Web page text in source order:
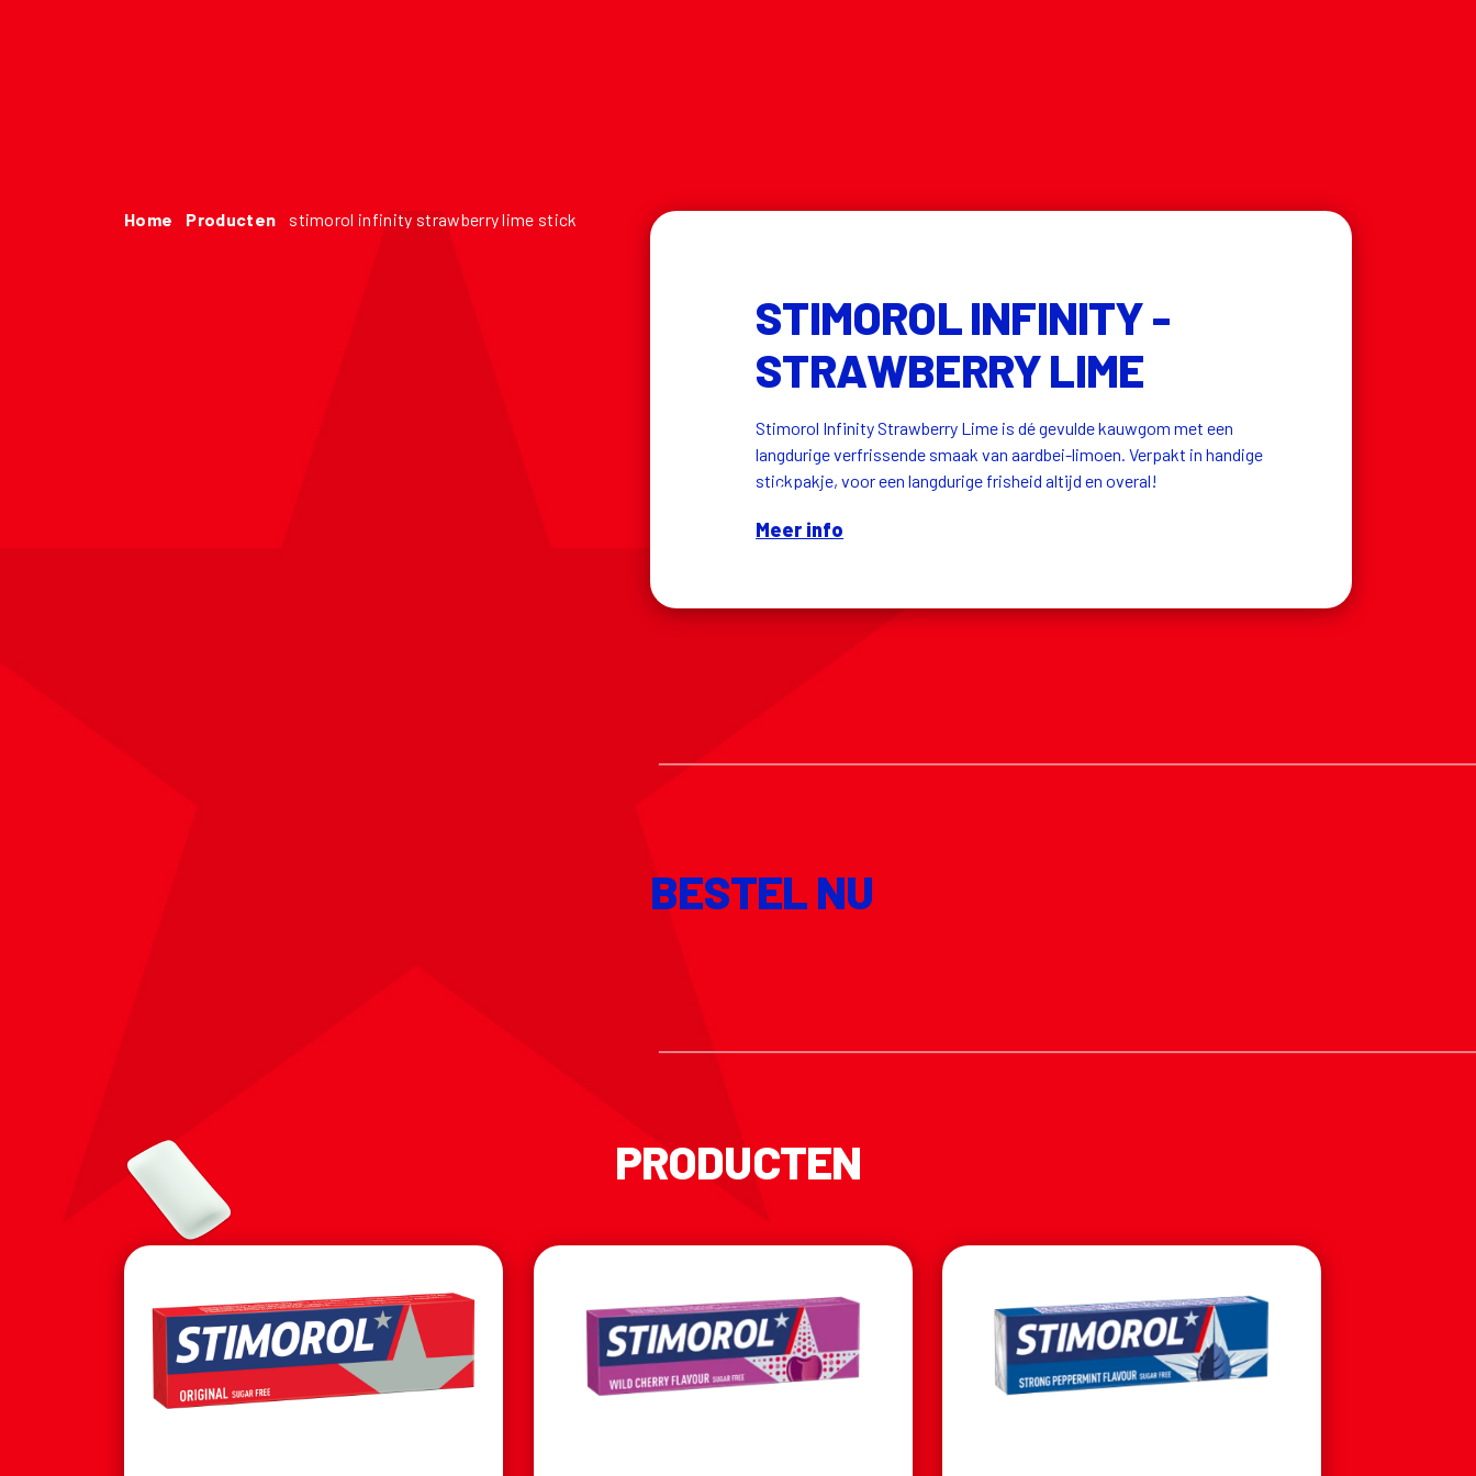
Home producten stimorol infinity strawberry lime stick
STIMOROL INFINITY -
STRAWBERRY LIME
Stimorol Infinity Strawberry Lime is dé gevulde kauwgom met een
langdurige verfrissende smaak van aardbei-limoen. Verpakt in handige
stickpakje, voor een langdurige frisheid altijd en overal!
Meer info
NEW
BESTEL NU
PRODUCTEN